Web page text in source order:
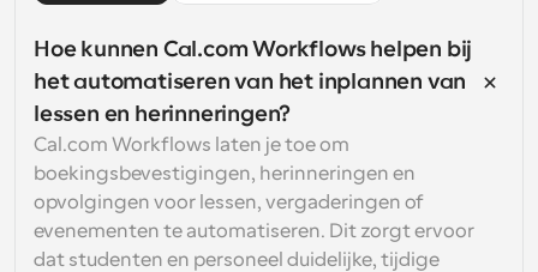
Hoe kunnen Cal.com Workflows helpen bij
het automatiseren van het inplannen van
lessen en herinneringen?
Cal.com Workflows laten je toe om
boekingsbevestigingen, herinneringen en
opvolgingen voor lessen, vergaderingen of
evenementen te automatiseren. Dit zorgt ervoor
dat studenten en personeel duidelijke, tijdige